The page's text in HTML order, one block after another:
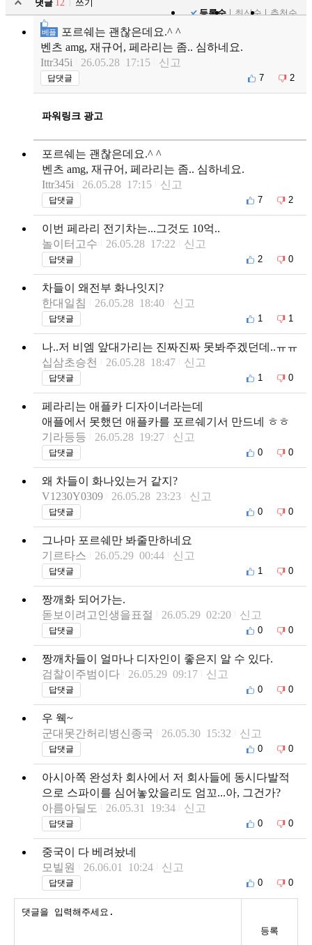
댓글 12
쓰기
등록순
최신순 추천순
베플
포르쉐는 괜찮은데요.^ ^
벤츠 amg, 재규어, 페라리는 좀.. 심하네요.
Ittr345i
26.05.28 17:15 신고
답댓글 7 2
파워링크 광고
포르쉐는 괜찮은데요.^ ^
벤츠 amg, 재규어, 페라리는 좀.. 심하네요.
Ittr345i
26.05.28 17:15 신고
답댓글 7 2
이번 페라리 전기차는...그것도 10억..
놀이터고수
26.05.28 17:22 신고
답댓글 2 0
차들이 왜전부 화나잇지?
한대일침
26.05.28 18:40 신고
답댓글 1 1
나..저 비엠 앞대가리는 진짜진짜 못봐주겠던데..ㅠㅠ
십삼초승천
26.05.28 18:47 신고
답댓글 1 0
페라리는 애플카 디자이너라는데
애플에서 못했던 애플카를 포르쉐기서 만드네 ㅎㅎ
기라등등
26.05.28 19:27 신고
답댓글 0 0
왜 차들이 화나있는거 같지?
V1230Y0309
26.05.28 23:23 신고
답댓글 0 0
그나마 포르쉐만 봐줄만하네요
기르타스
26.05.29 00:44 신고
답댓글 1 0
짱깨화 되어가는.
돋보이려고인생을표절
26.05.29 02:20 신고
답댓글 0 0
짱깨차들이 얼마나 디자인이 좋은지 알 수 있다.
검찰이주범이다
26.05.29 09:17 신고
답댓글 0 0
우 웩~
군대못간허리병신종국
26.05.30 15:32 신고
답댓글 0 0
아시아쪽 완성차 회사에서 저 회사들에 동시다발적
으로 스파이를 심어놓았을리도 엄꼬...아, 그건가?
아름아딜도
26.05.31 19:34 신고
답댓글 0 0
중국이 다 베려놨네
모빌원
26.06.01 10:24 신고
답댓글 0 0
등록